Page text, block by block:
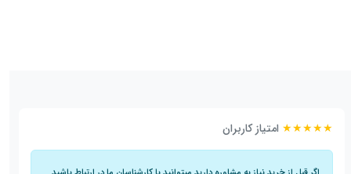
★★★★★ امتیاز کاربران